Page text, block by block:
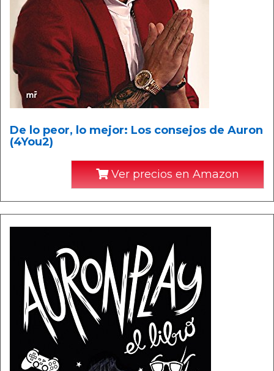
De lo peor, lo mejor: Los consejos de Auron
(4You2)
Ver precios en Amazon